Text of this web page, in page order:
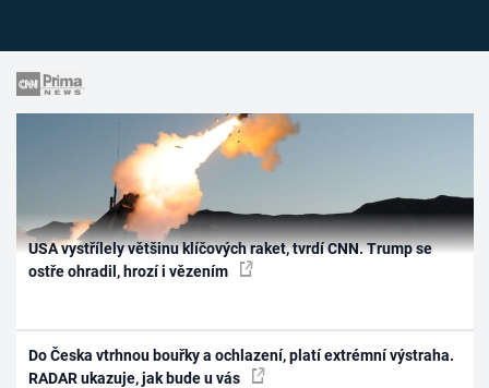
USA vystřílely většinu klíčových raket, tvrdí CNN. Trump se
ostře ohradil, hrozí i vězením
Do Česka vtrhnou bouřky a ochlazení, platí extrémní výstraha.
RADAR ukazuje, jak bude u vás